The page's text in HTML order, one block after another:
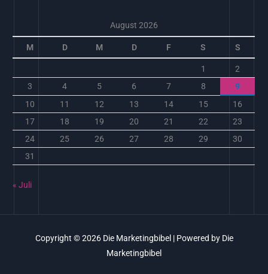
August 2026
M D M D F S S
1
2
3
4 5 6 7 8
9
10
11 12 13 14 15
16
17
18 19 20 21 22
23
24
25 26 27 28 29
30
31
« Juli
Copyright © 2026 Die Marketingbibel | Powered by Die
Marketingbibel